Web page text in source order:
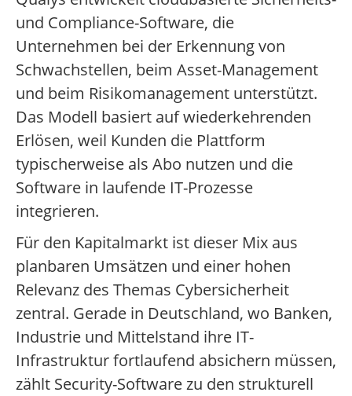
und Compliance-Software, die
Unternehmen bei der Erkennung von
Schwachstellen, beim Asset-Management
und beim Risikomanagement unterstützt.
Das Modell basiert auf wiederkehrenden
Erlösen, weil Kunden die Plattform
typischerweise als Abo nutzen und die
Software in laufende IT-Prozesse
integrieren.
Für den Kapitalmarkt ist dieser Mix aus
planbaren Umsätzen und einer hohen
Relevanz des Themas Cybersicherheit
zentral. Gerade in Deutschland, wo Banken,
Industrie und Mittelstand ihre IT-
Infrastruktur fortlaufend absichern müssen,
zählt Security-Software zu den strukturell